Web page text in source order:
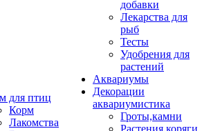
для птиц
Корм
Лакомства
добавки
Лекарства для
рыб
Тесты
Удобрения для
растений
Аквариумы
Декорации
аквариумистика
Гроты,камни
Растения,коряги